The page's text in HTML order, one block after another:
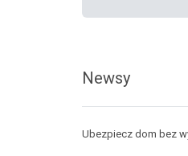
Toyota Bank
Newsy
Ubezpiecz dom bez